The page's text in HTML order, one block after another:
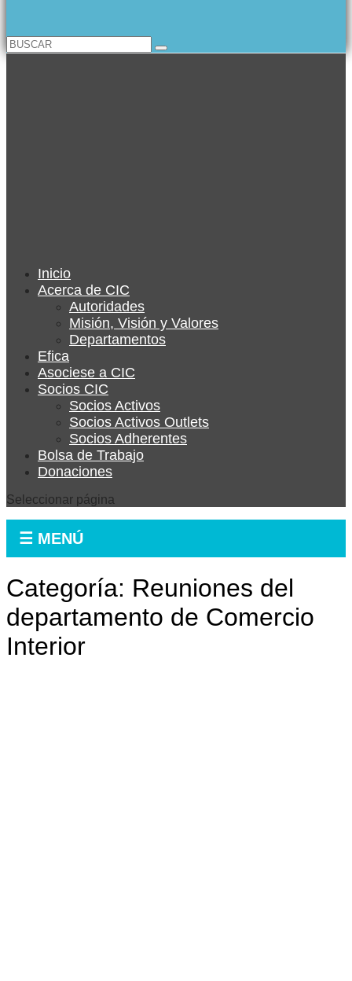
Inicio
Acerca de CIC
Autoridades
Misión, Visión y Valores
Departamentos
Efica
Asociese a CIC
Socios CIC
Socios Activos
Socios Activos Outlets
Socios Adherentes
Bolsa de Trabajo
Donaciones
Seleccionar página
☰ MENÚ
Categoría: Reuniones del
departamento de Comercio
Interior